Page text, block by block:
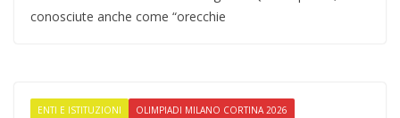
conosciute anche come “orecchie
ENTI E ISTITUZIONI
OLIMPIADI MILANO CORTINA 2026